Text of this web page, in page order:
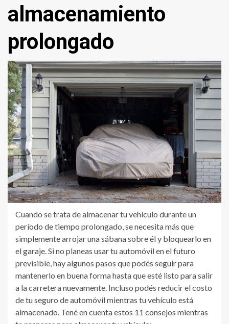
almacenamiento
prolongado
Cuando se trata de almacenar tu vehículo durante un
período de tiempo prolongado, se necesita más que
simplemente arrojar una sábana sobre él y bloquearlo en
el garaje. Si no planeas usar tu automóvil en el futuro
previsible, hay algunos pasos que podés seguir para
mantenerlo en buena forma hasta que esté listo para salir
a la carretera nuevamente. Incluso podés reducir el costo
de tu seguro de automóvil mientras tu vehículo está
almacenado. Tené en cuenta estos 11 consejos mientras